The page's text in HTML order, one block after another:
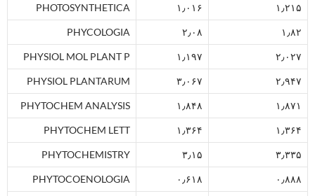
۱٫۲۱۵ ۱٫۰۱۶ PHOTOSYNTHETICA
۱٫۸۲ ۲٫۰۸ PHYCOLOGIA
۲٫۰۲۷ ۱٫۱۹۷ PHYSIOL MOL PLANT P
۲٫۹۴۷ ۳٫۰۶۷ PHYSIOL PLANTARUM
۱٫۸۷۱ ۱٫۸۴۸ PHYTOCHEM ANALYSIS
۱٫۳۶۴ ۱٫۳۶۴ PHYTOCHEM LETT
۳٫۳۳۵ ۳٫۱۵ PHYTOCHEMISTRY
۰٫۸۸۸ ۰٫۶۱۸ PHYTOCOENOLOGIA